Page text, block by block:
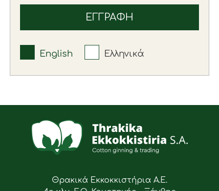
English Ελληνικά
Θρακικά Εκκοκκιστήρια Α.Ε.